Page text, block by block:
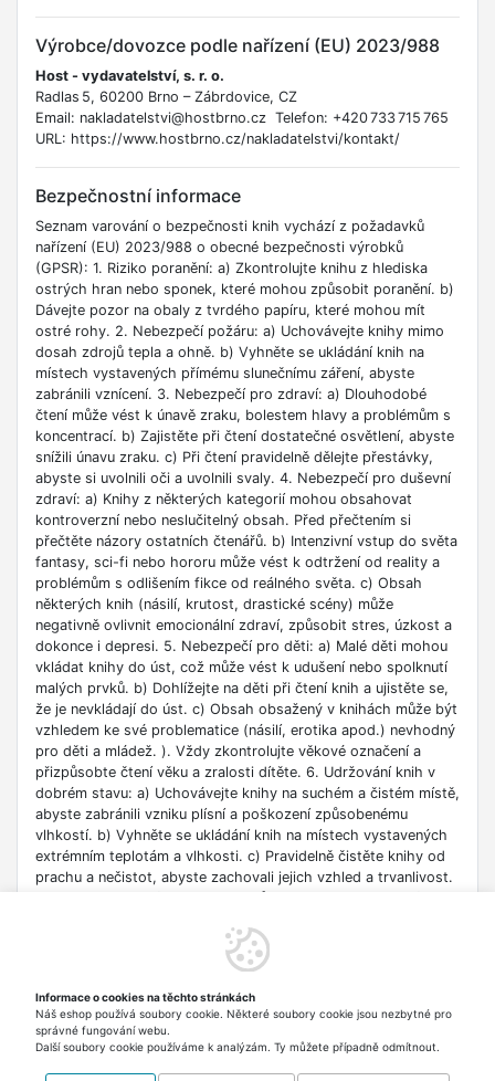
Výrobce/dovozce podle nařízení (EU) 2023/988
Host - vydavatelství, s. r. o.
Radlas 5, 60200 Brno – Zábrdovice, CZ
Email: nakladatelstvi@hostbrno.cz Telefon: +420 733 715 765
URL: https://www.hostbrno.cz/nakladatelstvi/kontakt/
Bezpečnostní informace
Seznam varování o bezpečnosti knih vychází z požadavků
nařízení (EU) 2023/988 o obecné bezpečnosti výrobků
(GPSR): 1. Riziko poranění: a) Zkontrolujte knihu z hlediska
ostrých hran nebo sponek, které mohou způsobit poranění. b)
Dávejte pozor na obaly z tvrdého papíru, které mohou mít
ostré rohy. 2. Nebezpečí požáru: a) Uchovávejte knihy mimo
dosah zdrojů tepla a ohně. b) Vyhněte se ukládání knih na
místech vystavených přímému slunečnímu záření, abyste
zabránili vznícení. 3. Nebezpečí pro zdraví: a) Dlouhodobé
čtení může vést k únavě zraku, bolestem hlavy a problémům s
koncentrací. b) Zajistěte při čtení dostatečné osvětlení, abyste
snížili únavu zraku. c) Při čtení pravidelně dělejte přestávky,
abyste si uvolnili oči a uvolnili svaly. 4. Nebezpečí pro duševní
zdraví: a) Knihy z některých kategorií mohou obsahovat
kontroverzní nebo neslučitelný obsah. Před přečtením si
přečtěte názory ostatních čtenářů. b) Intenzivní vstup do světa
fantasy, sci-fi nebo hororu může vést k odtržení od reality a
problémům s odlišením fikce od reálného světa. c) Obsah
některých knih (násilí, krutost, drastické scény) může
negativně ovlivnit emocionální zdraví, způsobit stres, úzkost a
dokonce i depresi. 5. Nebezpečí pro děti: a) Malé děti mohou
vkládat knihy do úst, což může vést k udušení nebo spolknutí
malých prvků. b) Dohlížejte na děti při čtení knih a ujistěte se,
že je nevkládají do úst. c) Obsah obsažený v knihách může být
vzhledem ke své problematice (násilí, erotika apod.) nevhodný
pro děti a mládež. ). Vždy zkontrolujte věkové označení a
přizpůsobte čtení věku a zralosti dítěte. 6. Udržování knih v
dobrém stavu: a) Uchovávejte knihy na suchém a čistém místě,
abyste zabránili vzniku plísní a poškození způsobenému
vlhkostí. b) Vyhněte se ukládání knih na místech vystavených
extrémním teplotám a vlhkosti. c) Pravidelně čistěte knihy od
prachu a nečistot, abyste zachovali jejich vzhled a trvanlivost.
vzdělávací nebo profesní účely. b) Věnujte pozornost datu
vydání, protože znalosti v některých oblastech se rychle
zdrojů uvedených v knize buďte opatrní a dodržujte pravidla
bezpečnosti na síti. 8. Autorská práva: a) Dodržujte autorská
práva obsahu zpřístupněného v knize.
Informace o cookies na těchto stránkách
Náš eshop používá soubory cookie. Některé soubory cookie jsou nezbytné pro
správné fungování webu.
Další soubory cookie používáme k analýzám. Ty můžete případně odmítnout.